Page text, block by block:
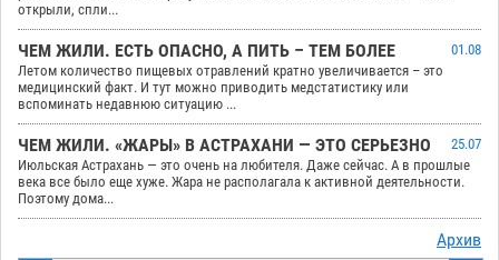
открыли, спли...
ЧЕМ ЖИЛИ. ЕСТЬ ОПАСНО, А ПИТЬ – ТЕМ БОЛЕЕ
01.08
Летом количество пищевых отравлений кратно увеличивается – это
медицинский факт. И тут можно приводить медстатистику или
вспоминать недавнюю ситуацию ...
ЧЕМ ЖИЛИ. «ЖАРЫ» В АСТРАХАНИ — ЭТО СЕРЬЕЗНО
25.07
Июльская Астрахань — это очень на любителя. Даже сейчас. А в прошлые
века все было еще хуже. Жара не располагала к активной деятельности.
Поэтому дома...
Архив